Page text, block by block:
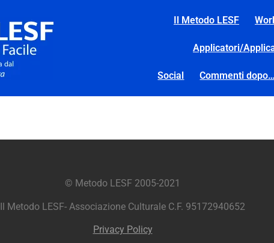
Il Metodo LESF
Applicatori/
Social Commenti dopo…
© Metodo LESF 2005-2021
Il Metodo LESF- Associazione Culturale C.F. 95172940652
Privacy Policy